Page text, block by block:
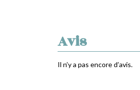
Avis
Il n’y a pas encore d’avis.